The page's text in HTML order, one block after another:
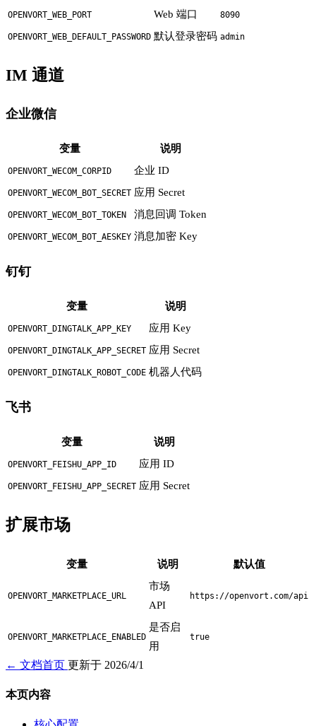
OPENVORT_WEB_PORT Web 端口 8090
OPENVORT_WEB_DEFAULT_PASSWORD 默认登录密码 admin
IM 通道
企业微信
变量 说明
OPENVORT_WECOM_CORPID 企业 ID
OPENVORT_WECOM_BOT_SECRET 应用 Secret
OPENVORT_WECOM_BOT_TOKEN 消息回调 Token
OPENVORT_WECOM_BOT_AESKEY 消息加密 Key
钉钉
变量 说明
OPENVORT_DINGTALK_APP_KEY 应用 Key
OPENVORT_DINGTALK_APP_SECRET 应用 Secret
OPENVORT_DINGTALK_ROBOT_CODE 机器人代码
飞书
变量 说明
OPENVORT_FEISHU_APP_ID 应用 ID
OPENVORT_FEISHU_APP_SECRET 应用 Secret
扩展市场
变量 说明 默认值
OPENVORT_MARKETPLACE_URL
市场
API
https://openvort.com/api
OPENVORT_MARKETPLACE_ENABLED
是否启
用
true
← 文档首页 更新于 2026/4/1
本页内容